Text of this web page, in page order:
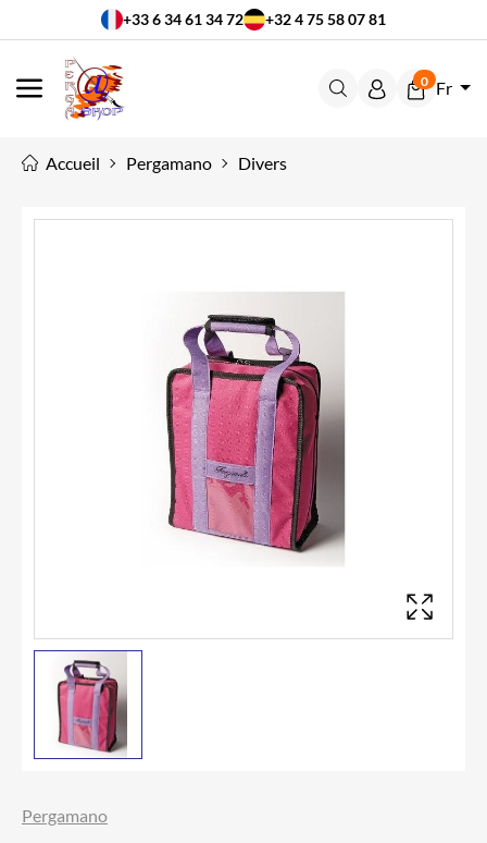
+33 6 34 61 34 72 +32 4 75 58 07 81
MENU
0 Fr
Accueil Pergamano Divers
Pergamano